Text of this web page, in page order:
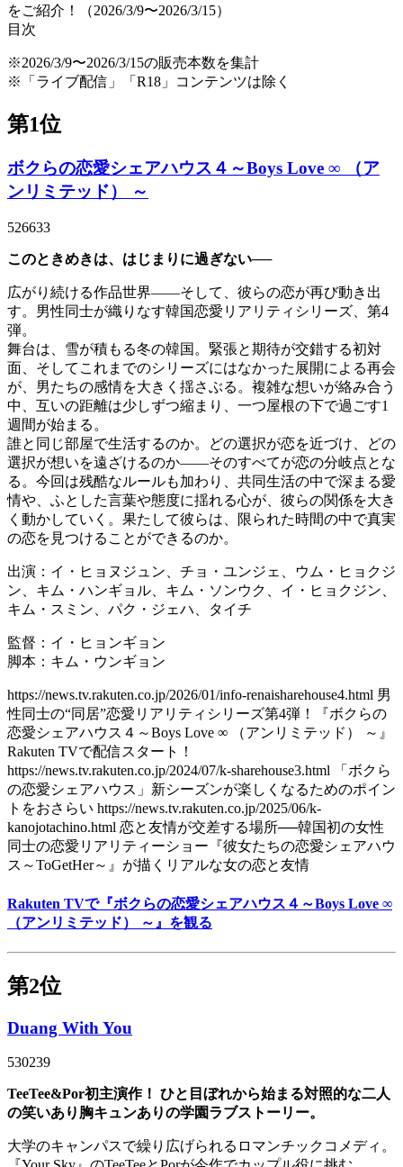
をご紹介！（2026/3/9〜2026/3/15）
目次
※2026/3/9〜2026/3/15の販売本数を集計
※「ライブ配信」「R18」コンテンツは除く
第1位
ボクらの恋愛シェアハウス４～Boys Love ∞ （ア
ンリミテッド） ～
526633
このときめきは、はじまりに過ぎない──
広がり続ける作品世界――そして、彼らの恋が再び動き出
す。男性同士が織りなす韓国恋愛リアリティシリーズ、第4
弾。
舞台は、雪が積もる冬の韓国。緊張と期待が交錯する初対
面、そしてこれまでのシリーズにはなかった展開による再会
が、男たちの感情を大きく揺さぶる。複雑な想いが絡み合う
中、互いの距離は少しずつ縮まり、一つ屋根の下で過ごす1
週間が始まる。
誰と同じ部屋で生活するのか。どの選択が恋を近づけ、どの
選択が想いを遠ざけるのか――そのすべてが恋の分岐点とな
る。今回は残酷なルールも加わり、共同生活の中で深まる愛
情や、ふとした言葉や態度に揺れる心が、彼らの関係を大き
く動かしていく。果たして彼らは、限られた時間の中で真実
の恋を見つけることができるのか。
出演：イ・ヒョヌジュン、チョ・ユンジェ、ウム・ヒョクジ
ン、キム・ハンギョル、キム・ソンウク、イ・ヒョクジン、
キム・スミン、パク・ジェハ、タイチ
監督：イ・ヒョンギョン
脚本：キム・ウンギョン
https://news.tv.rakuten.co.jp/2026/01/info-renaisharehouse4.html 男
性同士の“同居”恋愛リアリティシリーズ第4弾！『ボクらの
恋愛シェアハウス４～Boys Love ∞ （アンリミテッド） ～』
Rakuten TVで配信スタート！
https://news.tv.rakuten.co.jp/2024/07/k-sharehouse3.html 「ボクら
の恋愛シェアハウス」新シーズンが楽しくなるためのポイン
トをおさらい https://news.tv.rakuten.co.jp/2025/06/k-
kanojotachino.html 恋と友情が交差する場所──韓国初の女性
同士の恋愛リアリティーショー『彼女たちの恋愛シェアハウ
ス～ToGetHer～』が描くリアルな女の恋と友情
Rakuten TVで『ボクらの恋愛シェアハウス４～Boys Love ∞
（アンリミテッド） ～』を観る
第2位
Duang With You
530239
TeeTee&Por初主演作！ ひと目ぼれから始まる対照的な二人
の笑いあり胸キュンありの学園ラブストーリー。
大学のキャンパスで繰り広げられるロマンチックコメディ。